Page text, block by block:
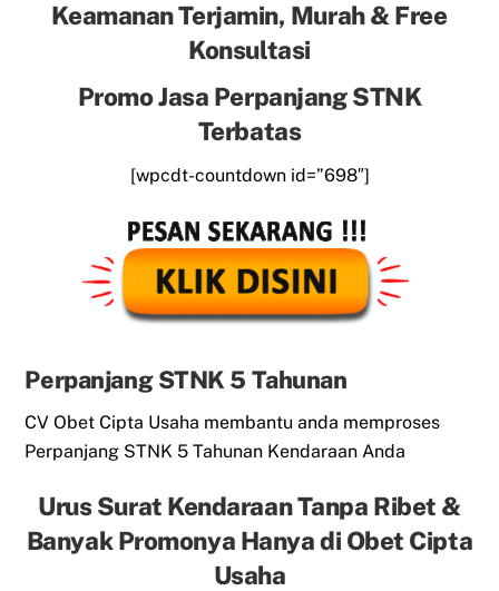
Keamanan Terjamin, Murah & Free
Konsultasi
Promo Jasa Perpanjang STNK
Terbatas
[wpcdt-countdown id=”698″]
Perpanjang STNK 5 Tahunan
CV Obet Cipta Usaha membantu anda memproses
Perpanjang STNK 5 Tahunan Kendaraan Anda
Urus Surat Kendaraan Tanpa Ribet &
Banyak Promonya Hanya di Obet Cipta
Usaha